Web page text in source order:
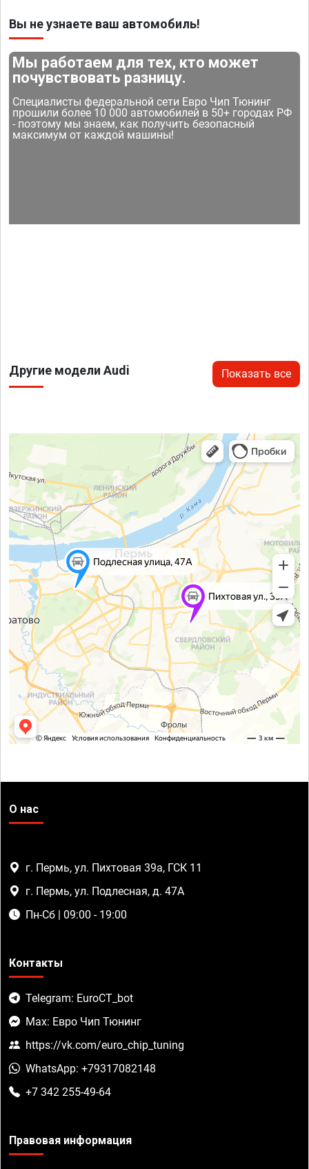
Вы не узнаете ваш автомобиль!
Мы работаем для тех, кто может
почувствовать разницу.
Специалисты федеральной сети Евро Чип Тюнинг
прошили более 10 000 автомобилей в 50+ городах РФ
- поэтому мы знаем, как получить безопасный
максимум от каждой машины!
Другие модели Audi Показать все
О нас
г. Пермь, ул. Пихтовая 39а, ГСК 11
г. Пермь, ул. Подлесная, д. 47А
Пн-Сб | 09:00 - 19:00
Контакты
Telegram: EuroCT_bot
Max: Евро Чип Тюнинг
https://vk.com/euro_chip_tuning
WhatsApp: +79317082148
+7 342 255-49-64
Правовая информация